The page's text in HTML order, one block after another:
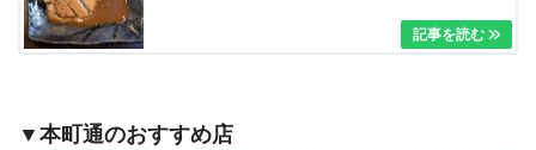
▼本町通のおすすめ店